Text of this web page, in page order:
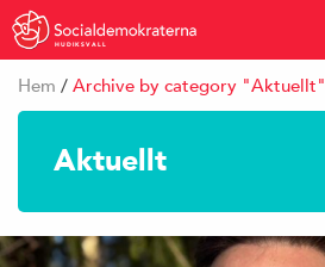
HUDIKSVALL
Hem / Archive by category "Aktuellt"
Aktuellt